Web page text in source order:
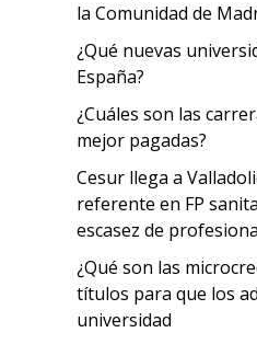
la Comunidad de
¿Qué nuevas
España?
¿Cuáles son las
mejor pagadas?
Cesur llega a
referente en FP
escasez de
¿Qué son las
títulos para que los
universidad